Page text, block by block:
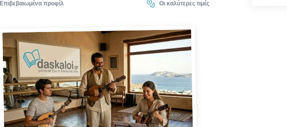
Επιβεβαιωμένα προφίλ Οι καλύτερες τιμές